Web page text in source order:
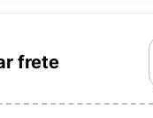
frete